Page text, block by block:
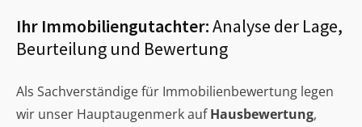
Ihr Immobiliengutachter:Analyse der Lage,
Beurteilung und Bewertung
Als Sachverständige für Immobilienbewertung legen
wir unser Hauptaugenmerk aufHausbewertung,